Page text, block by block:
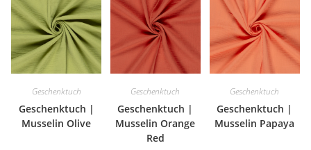
Geschenktuch
Geschenktuch |
Musselin Olive
Geschenktuch
Geschenktuch |
Musselin Orange
Red
Geschenktuch
Geschenktuch |
Musselin Papaya